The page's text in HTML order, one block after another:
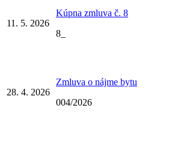
11. 5. 2026
Kúpna zmluva č. 8
8_
28. 4. 2026
Zmluva o nájme bytu
004/2026